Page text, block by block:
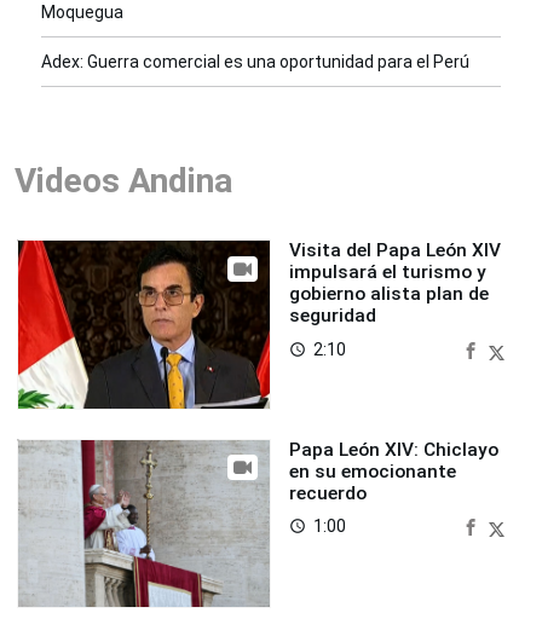
Moquegua
Adex: Guerra comercial es una oportunidad para el Perú
Videos Andina
Visita del Papa León XIV
impulsará el turismo y
gobierno alista plan de
seguridad
access_time 2:10
Papa León XIV: Chiclayo
en su emocionante
recuerdo
access_time 1:00